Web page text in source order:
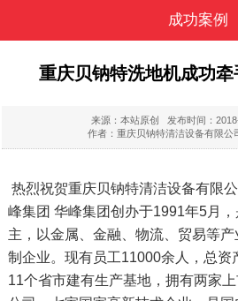
成功案例
重庆贝钠特洗地机成功
来源：本站原创 发布时间：
作者：重庆贝钠特清洁设备有限公
热烈祝贺重庆贝钠特清洁设备有限公
峰集团 华峰集团创办于1991年5月
主，以金属、金融、物流、贸易等
制企业。现有员工11000余人，总资
11个省市建有生产基地，拥有两家